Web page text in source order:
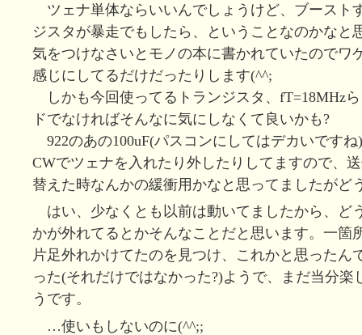
ツェナ単体ならいいんでしょうけど、ブースト
ジスタが暴走でもしたら、ということなのかなと
気をつけなさいとモノの本に書かれていたのでワ
感じにしてるだけだったりします(^^;
しかも今回使ってるトランジスタ、fT=18MHz
ドでなければそんなに気にしなくて良いかも?
922のあの100uF(パスコンにしてはデカいですね
CWでツェナを入れたり外したりしてますので、
替えた時なんかの緩衝用かなと思ってましたがど
はい、少なくとも以前は動いてましたから、ど
かが外れてるとかそんなことだと思います。一箇
片足外れかけてたのを見つけ、これかと思ったん
った(それだけではなかった?)ようで、まだ当分楽
うです。
…使いもしないのに(^^;;